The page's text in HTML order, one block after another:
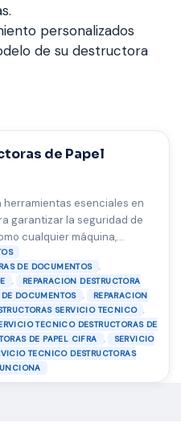
personalizados
de su destructora
de Papel
esenciales en
garantizar la seguridad de
cualquier máquina,
reparaciones. En este
todo lo que necesita saber
de papel, desde los
las …Leer más
DE DOCUMENTOS ,
,
REPARACION DESTRUCTORA
DE DOCUMENTOS ,
REPARACION
SERVICIO TECNICO ,
TECNICO DESTRUCTORAS DE
DE PAPEL CIFRA ,
SERVICIO
TECNICO DESTRUCTORAS